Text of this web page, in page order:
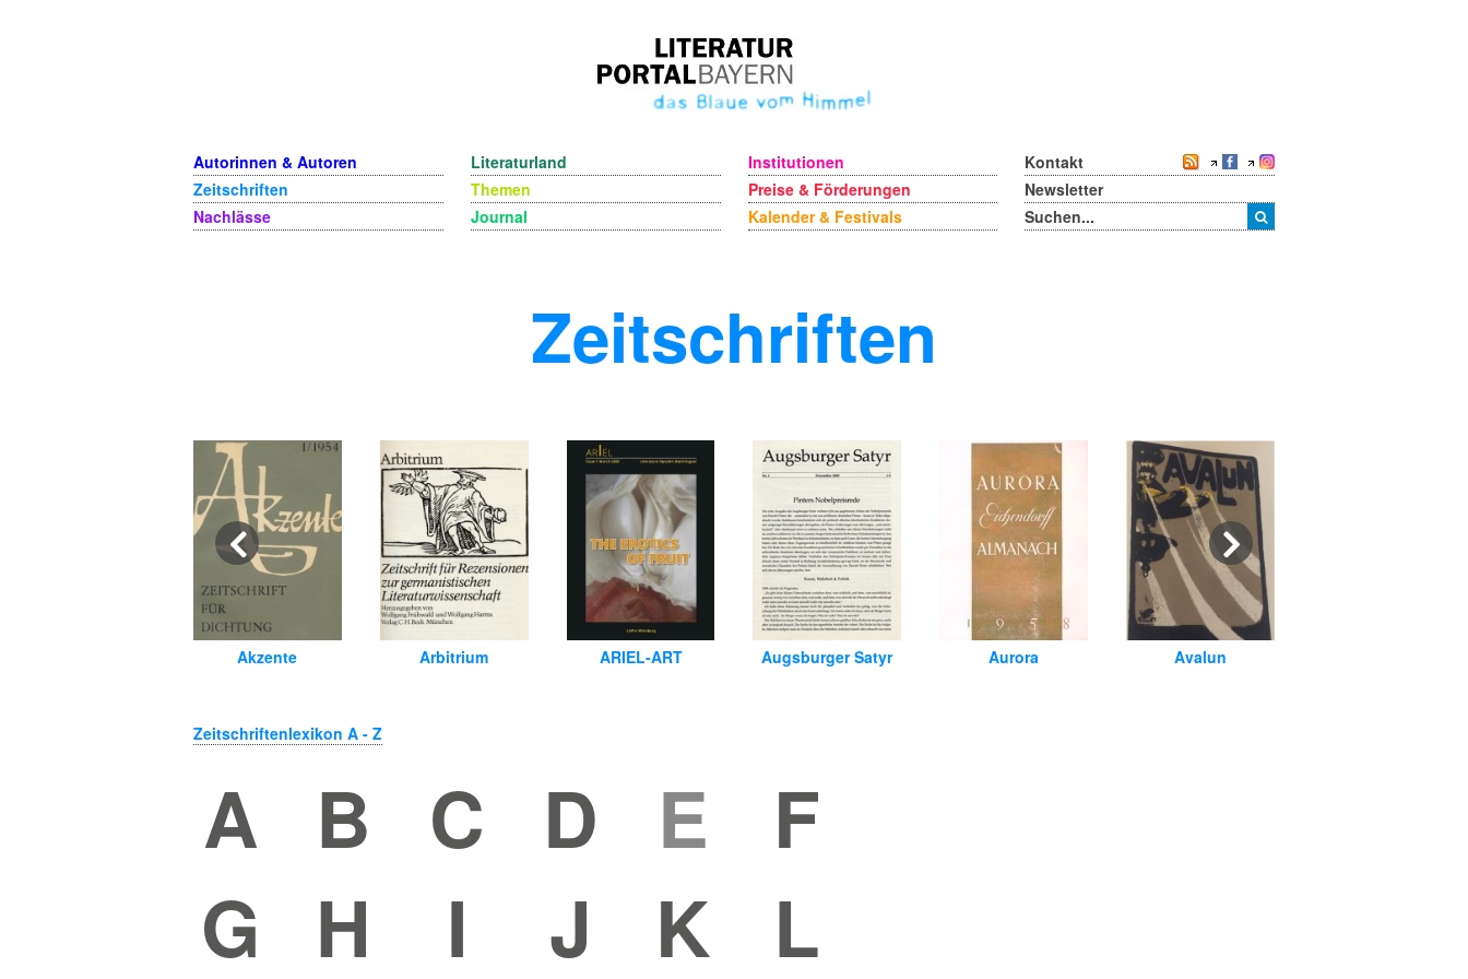
Autorinnen & Autoren
Zeitschriften
Nachlässe
Literaturland
Themen
Journal
Institutionen
Preise & Förderungen
Kalender & Festivals
Kontakt
Newsletter
Zeitschriften
Akzente Arbitrium ARIEL-ART Augsburger Satyr Aurora Avalun
Zeitschriftenlexikon A - Z
A B C D E
F
G H I J K L